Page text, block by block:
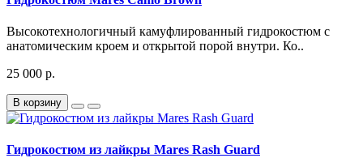
Высокотехнологичный камуфлированный гидрокостюм с
анатомическим кроем и открытой порой внутри. Ко..
25 000 р.
В корзину
Гидрокостюм из лайкры Mares Rash Guard